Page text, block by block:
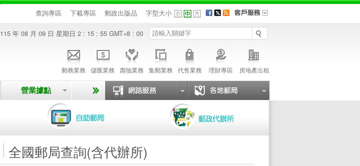
查詢專區 下載專區 郵政出版品 字型大小
115 年 08 月 09 日 星期日 2 : 15 : 55 GMT+8 : 00
郵務業務 儲匯業務 壽險業務 集郵業務 代售業務 理財專區 房地產出租
營業據點
全國郵局查詢(含代辦所)